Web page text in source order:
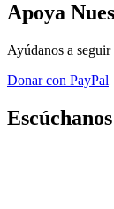
Apoya
Ayúdanos a
Donar con PayPal